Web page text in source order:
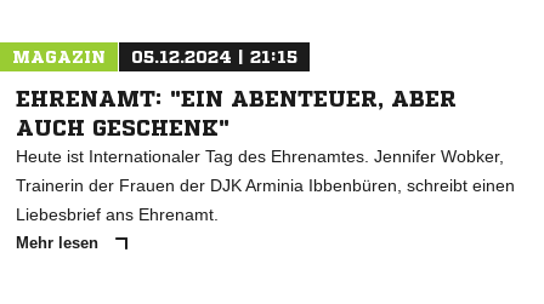
MAGAZIN 05.12.2024 | 21:15
EHRENAMT: "EIN ABENTEUER, ABER
AUCH GESCHENK"
Heute ist Internationaler Tag des Ehrenamtes. Jennifer Wobker,
Trainerin der Frauen der DJK Arminia Ibbenbüren, schreibt einen
Liebesbrief ans Ehrenamt.
Mehr lesen